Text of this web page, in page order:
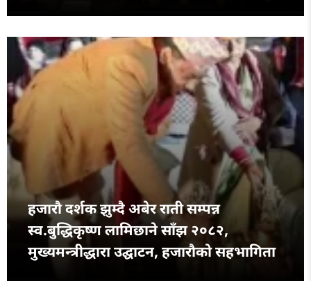
हजारौ दर्शक झुम्दै अबेर राती सम्पन्न
स्व.बुद्धिकृष्ण लामिछाने साँझ २०८२,
मुख्यमन्त्रीद्धारा उद्घाटन, हजारौको सहभागिता